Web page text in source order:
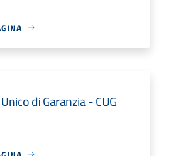
di Garanzia - CUG